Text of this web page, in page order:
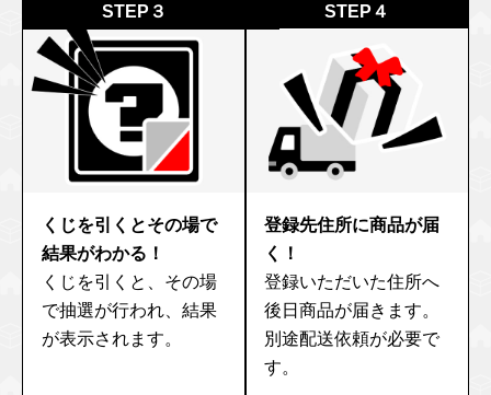
STEP３
くじを引くとその場で
結果がわかる！
くじを引くと、その場
で抽選が行われ、結果
が表示されます。
STEP４
登録先住所に商品が届
く！
登録いただいた住所へ
後日商品が届きます。
別途配送依頼が必要で
す。